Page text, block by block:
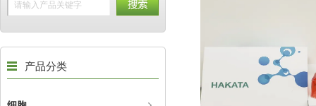
产品分类